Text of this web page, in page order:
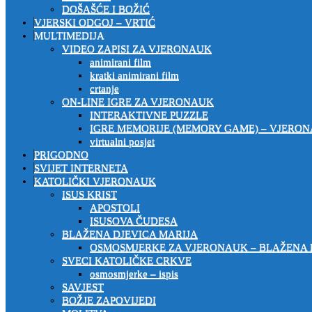
DOŠAŠĆE I BOŽIĆ
VJERSKI ODGOJ – VRTIĆ
MULTIMEDIJA
VIDEO ZAPISI ZA VJERONAUK
animirani film
kratki animirani film
crtanje
ON-LINE IGRE ZA VJERONAUK
INTERAKTIVNE PUZZLE
IGRE MEMORIJE (MEMORY GAME) –
virtualni posjet
PRIGODNO
SVIJET INTERNETA
KATOLIČKI VJERONAUK
ISUS KRIST
APOSTOLI
ISUSOVA ČUDESA
BLAŽENA DJEVICA MARIJA
OSMOSMJERKE ZA VJERONAUK – BLAŽENA
SVECI KATOLIČKE CRKVE
osmosmjerke – ispis
SAVJEST
BOŽJE ZAPOVIJEDI